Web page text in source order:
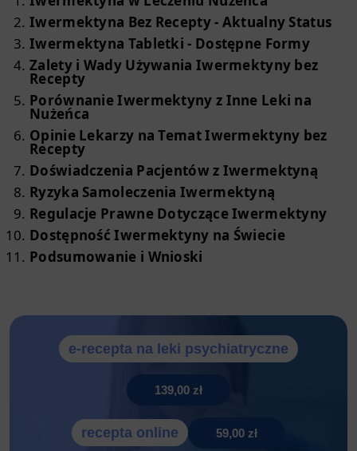
Iwermektyna Bez Recepty - Aktualny Status
Iwermektyna Tabletki - Dostępne Formy
Zalety i Wady Używania Iwermektyny bez
Recepty
Porównanie Iwermektyny z Inne Leki na
Nużeńca
Opinie Lekarzy na Temat Iwermektyny bez
Recepty
Doświadczenia Pacjentów z Iwermektyną
Ryzyka Samoleczenia Iwermektyną
Regulacje Prawne Dotyczące Iwermektyny
Dostępność Iwermektyny na Świecie
Podsumowanie i Wnioski
e-recepta na leki psychiatryczne
139,00 zł
recepta online 59,00 zł